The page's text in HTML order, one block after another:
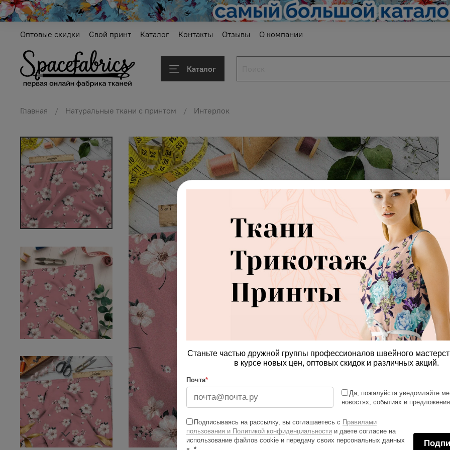
Оптовые скидки Свой принт Каталог Контакты Отзывы О компании
Каталог
Главная Натуральные ткани с принтом Интерлок
Станьте частью дружной группы профессионалов швейного
в курсе новых цен, оптовых скидок и различных акций.
Почта*
Да, пожалуйста уведомляйте
новостях, событиях и
Подписываясь на рассылку, вы соглашаетесь с Правилами
пользования и Политикой конфиденциальности и даете согласие на
использование файлов cookie и передачу своих персональных данных